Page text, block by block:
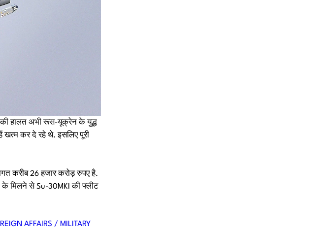
की हालत अभी रूस-यूक्रेन के युद्ध
खत्म कर दे रहे थे. इसलिए पूरी
करीब 26 हजार करोड़ रुपए है.
मिलने से Su-30MKI की फ्लीट
AFFAIRS / MILITARY